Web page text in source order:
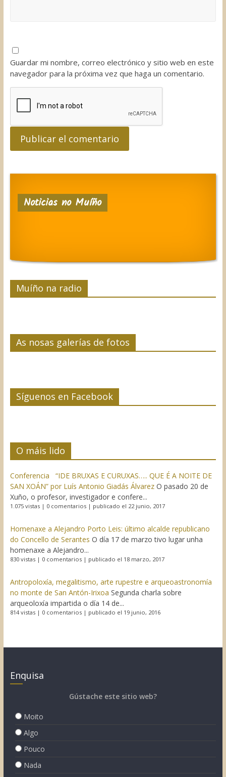
Guardar mi nombre, correo electrónico y sitio web en este
navegador para la próxima vez que haga un comentario.
Noticias no Muíño
Muíño na radio
As nosas galerías de fotos
Síguenos en Facebook
O máis lido
Conferencia “IDE BRUXAS E CURUXAS….. QUE É A NOITE DE
SAN XOÁN” por Luís Antonio Giadás Álvarez O pasado 20 de
Xuño, o profesor, investigador e confere...
1.075 vistas| 0 comentarios| publicado el 22 junio, 2017
Homenaxe a Alejandro Porto Leis: último alcalde republicano
do Concello de Serantes O día 17 de marzo tivo lugar unha
homenaxe a Alejandro...
830 vistas| 0 comentarios| publicado el 18 marzo, 2017
Antropoloxía, megalitismo, arte rupestre e arqueoastronomía
no monte de San Antón-Irixoa Segunda charla sobre
arqueoloxía impartida o día 14 de...
814 vistas| 0 comentarios| publicado el 19 junio, 2016
Enquisa
Gústache este sitio web?
Moito
Algo
Pouco
Nada